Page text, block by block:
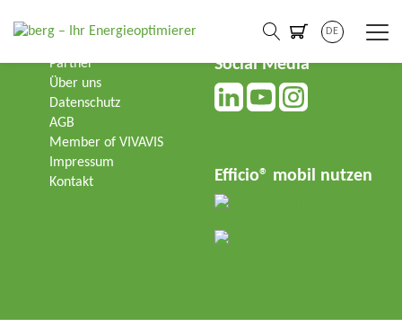
DE
Partner
Über uns
Datenschutz
AGB
Member of VIVAVIS
Impressum
Kontakt
Social Media
Efficio® mobil nutzen